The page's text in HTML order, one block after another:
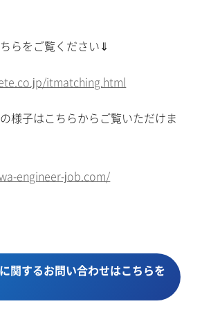
らをご覧ください⇓
itmatching.html
様子はこちらからご覧いただけま
engineer-job.com/
関するお問い合わせはこちらを